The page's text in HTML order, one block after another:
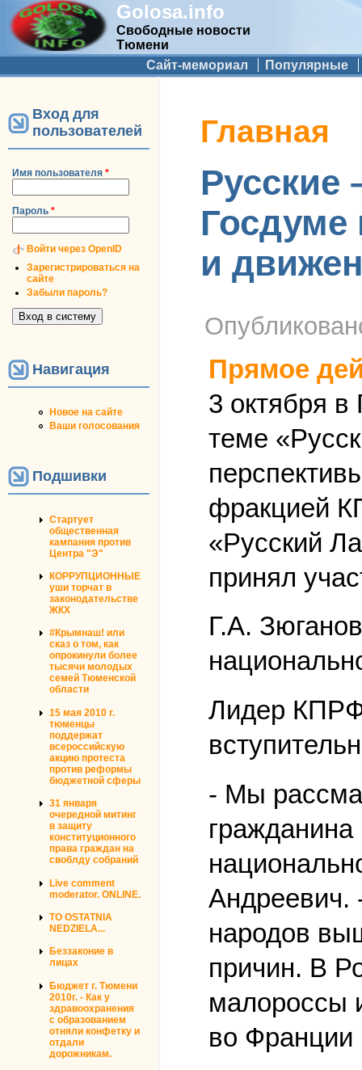
Golosa.info
Свободные новости
Тюмени
Дополнительное меню
Сайт-мемориал Популярные
Вход для
пользователей
Имя пользователя *
Пароль *
Войти через OpenID
Зарегистрироваться на
сайте
Забыли пароль?
Навигация
Новое на сайте
Ваши голосования
Подшивки
Стартует
общественная
кампания против
Центра "Э"
КОРРУПЦИОННЫЕ
уши торчат в
законодательстве
ЖКХ
#Крымнаш! или
сказ о том, как
опрокинули более
тысячи молодых
семей Тюменской
области
15 мая 2010 г.
тюменцы
поддержат
всероссийскую
акцию протеста
против реформы
бюджетной сферы
31 января
очередной митинг
в защиту
конституционного
права граждан на
своблду собраний
Live comment
moderator. ONLINE.
TO OSTATNIA
NEDZIELA...
Беззаконие в
лицах
Бюджет г. Тюмени
2010г. - Как у
здравоохранения
с образованием
отняли конфетку и
отдали
дорожникам.
Вы здесь
Главная
Русские
и
Прямое
3 октября в
теме
фракцией
«Русский
принял
Г.А.
Лидер КПРФ
- Мы
Андреевич.
народов
причин. В
малороссы
во Франции